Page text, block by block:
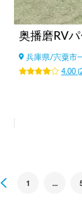
兵庫県/宍粟市
4.00(
Previous
1 ...